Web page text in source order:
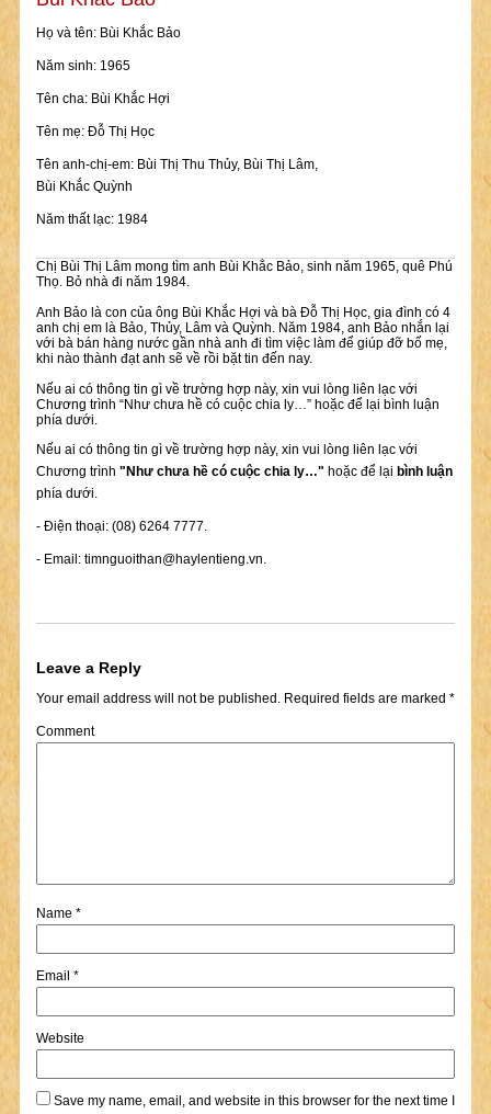
Họ và tên: Bùi Khắc Bảo
Năm sinh: 1965
Tên cha: Bùi Khắc Hợi
Tên mẹ: Đỗ Thị Học
Tên anh-chị-em: Bùi Thị Thu Thủy, Bùi Thị Lâm,
Bùi Khắc Quỳnh
Năm thất lạc: 1984
Chị Bùi Thị Lâm mong tìm anh Bùi Khắc Bảo, sinh năm 1965, quê Phú
Thọ. Bỏ nhà đi năm 1984.
Anh Bảo là con của ông Bùi Khắc Hợi và bà Đỗ Thị Học, gia đình có 4
anh chị em là Bảo, Thủy, Lâm và Quỳnh. Năm 1984, anh Bảo nhắn lại
với bà bán hàng nước gần nhà anh đi tìm việc làm để giúp đỡ bố mẹ,
khi nào thành đạt anh sẽ về rồi bặt tin đến nay.
Nếu ai có thông tin gì về trường hợp này, xin vui lòng liên lạc với
Chương trình “Như chưa hề có cuộc chia ly…” hoặc để lại bình luận
phía dưới.
Nếu ai có thông tin gì về trường hợp này, xin vui lòng liên lạc với
Chương trình "Như chưa hề có cuộc chia ly…" hoặc để lại bình luận
phía dưới.
- Điện thoại: (08) 6264 7777.
- Email: timnguoithan@haylentieng.vn.
Leave a Reply
Your email address will not be published.Required fields are marked *
Comment
Name *
Email *
Website
Save my name, email, and website in this browser for the next time I